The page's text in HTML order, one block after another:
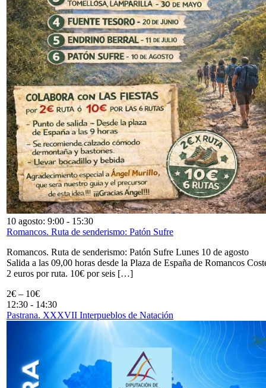
10 agosto: 9:00 - 15:30
Romancos. Ruta de senderismo: Patón Sufre
Romancos. Ruta de senderismo: Patón Sufre Lunes 10 de agosto
Salida a las 09,00 horas desde la Plaza de España de Romancos
2 euros por ruta. 10€ por seis […]
2€ – 10€
12:30 - 14:30
Pastrana. XXXVII Interpueblos de Natación